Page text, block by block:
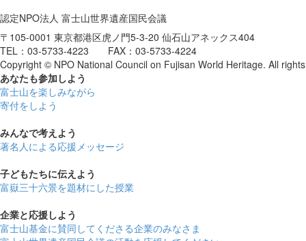
認定NPO法人 富士山世界遺産国民会議
〒105-0001 東京都港区虎ノ門5-3-20 仙石山アネックス404
TEL：03-5733-4223 FAX：03-5733-4224
Copyright © NPO National Council on Fujisan World Heritage. All
あなたも参加しよう
富士山を楽しみながら
寄付をしよう
みんなで考えよう
著名人による応援メッセージ
子どもたちに伝えよう
富嶽三十六景を題材にした授業
企業と応援しよう
富士山基金に賛同してくださる企業のみなさま